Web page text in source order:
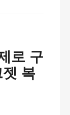
로 구
복